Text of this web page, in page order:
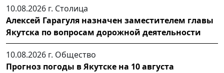
10.08.2026 г. Столица
Алексей Гарагуля назначен заместителем главы
Якутска по вопросам дорожной деятельности
10.08.2026 г. Общество
Прогноз погоды в Якутске на 10 августа